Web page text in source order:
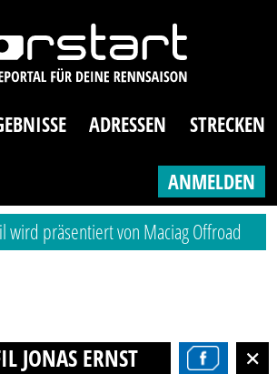
ADRESSEN STRECKEN
ANMELDEN
wird präsentiert von Maciag Offroad
JONAS ERNST